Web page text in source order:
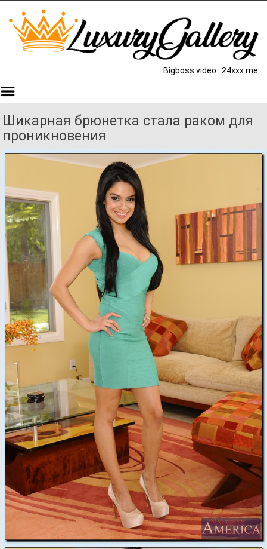
Bigboss.video 24xxx.me
Шикарная брюнетка стала раком для
проникновения